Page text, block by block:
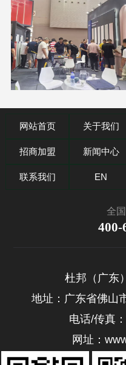
网站首页 关于我们
招商加盟 新闻中心
联系我们 EN
全
400-
杜邦（广东
地址：广东省佛山
电话/传真
网址：